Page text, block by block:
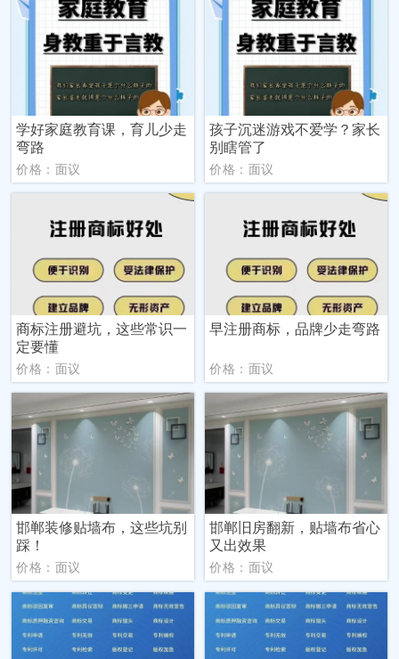
学好家庭教育课，育儿少走
弯路
价格：面议
孩子沉迷游戏不爱学？家长
别瞎管了
价格：面议
商标注册避坑，这些常识一
定要懂
价格：面议
早注册商标，品牌少走弯路
价格：面议
邯郸装修贴墙布，这些坑别
踩！
价格：面议
邯郸旧房翻新，贴墙布省心
又出效果
价格：面议